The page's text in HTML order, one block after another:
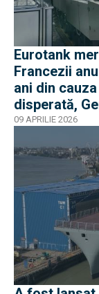
Eurotank
Francezii
ani din
disperată,
09 APRILIE 2026